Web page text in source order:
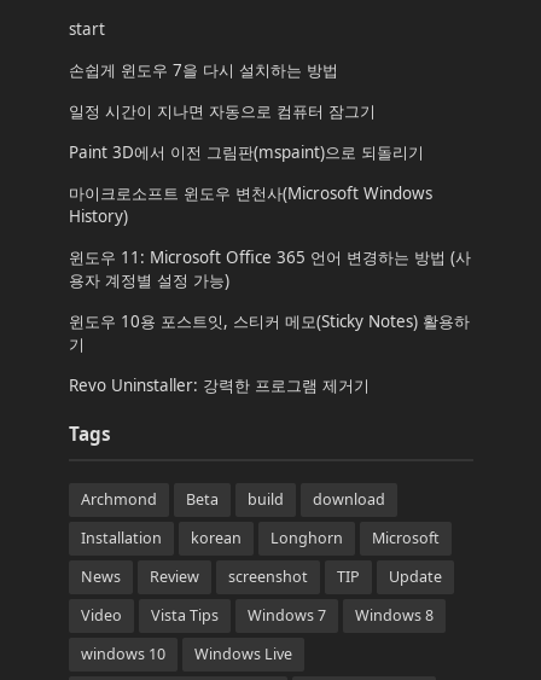
start
손쉽게 윈도우 7을 다시 설치하는 방법
일정 시간이 지나면 자동으로 컴퓨터 잠그기
Paint 3D에서 이전 그림판(mspaint)으로 되돌리기
마이크로소프트 윈도우 변천사(Microsoft Windows
History)
윈도우 11: Microsoft Office 365 언어 변경하는 방법 (사
용자 계정별 설정 가능)
윈도우 10용 포스트잇, 스티커 메모(Sticky Notes) 활용하
기
Revo Uninstaller: 강력한 프로그램 제거기
Tags
Archmond Beta build
download
Installation
korean Longhorn
Microsoft
News
Review screenshot TIP
Update
Video
Vista Tips Windows 7
Windows 8
windows 10
Windows Live